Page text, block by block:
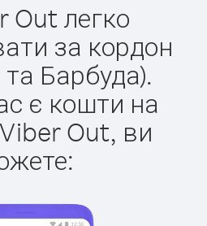
Out легко
за кордон
Барбуда).
є кошти на
Out, ви